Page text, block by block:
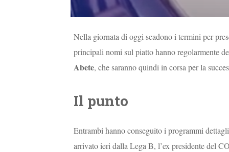
Nella giornata di oggi scadono i termini per
principali nomi sul piatto hanno regolarmente
Abete, che saranno quindi in corsa per la
Il punto
Entrambi hanno conseguito i programmi
arrivato ieri dalla Lega B, l’ex presidente del